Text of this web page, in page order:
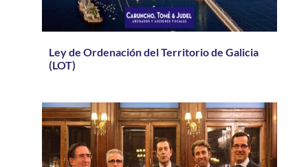
Ley de Ordenación del Territorio de Galicia
(LOT)